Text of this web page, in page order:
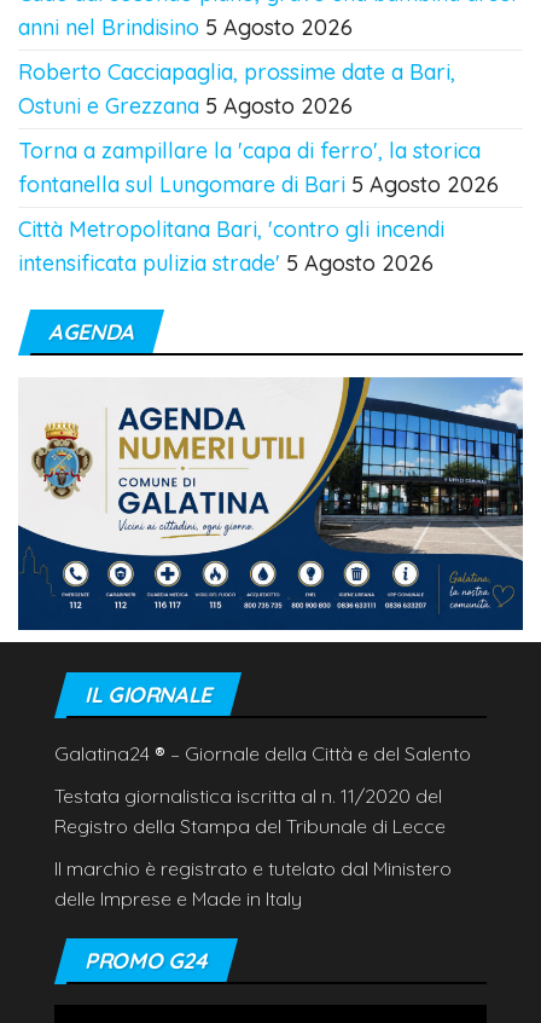
anni nel Brindisino 5 Agosto 2026
Roberto Cacciapaglia, prossime date a Bari,
Ostuni e Grezzana 5 Agosto 2026
Torna a zampillare la 'capa di ferro', la storica
fontanella sul Lungomare di Bari 5 Agosto 2026
Città Metropolitana Bari, 'contro gli incendi
intensificata pulizia strade' 5 Agosto 2026
AGENDA
IL GIORNALE
Galatina24 ® – Giornale della Città e del Salento
Testata giornalistica iscritta al n. 11/2020 del
Registro della Stampa del Tribunale di Lecce
Il marchio è registrato e tutelato dal Ministero
delle Imprese e Made in Italy
PROMO G24